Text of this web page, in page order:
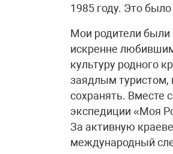
1985 году. Это
Мои родители
искренне
культуру родного
заядлым туристом,
сохранять. Вместе
экспедиции «Моя
За активную
международный